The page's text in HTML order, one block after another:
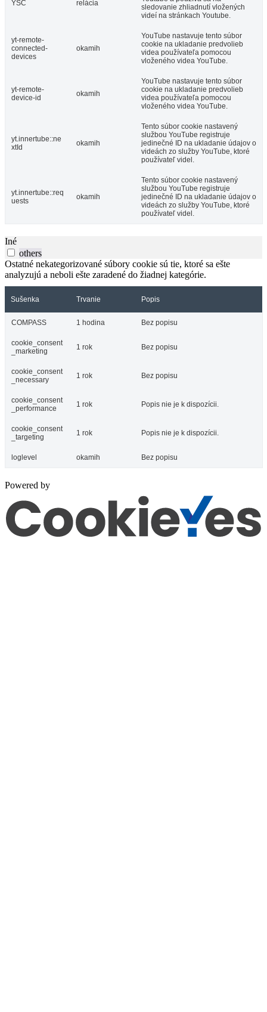
YSC relácia
sledovanie zhliadnutí vložených
videí na stránkach Youtube.
yt-remote-
connected-
devices
okamih
YouTube nastavuje tento súbor
cookie na ukladanie predvolieb
videa používateľa pomocou
vloženého videa YouTube.
yt-remote-
device-id
okamih
YouTube nastavuje tento súbor
cookie na ukladanie predvolieb
videa používateľa pomocou
vloženého videa YouTube.
yt.innertube::ne
xtId
okamih
Tento súbor cookie nastavený
službou YouTube registruje
jedinečné ID na ukladanie údajov o
videách zo služby YouTube, ktoré
používateľ videl.
yt.innertube::req
uests
okamih
Tento súbor cookie nastavený
službou YouTube registruje
jedinečné ID na ukladanie údajov o
videách zo služby YouTube, ktoré
používateľ videl.
Iné
others
Ostatné nekategorizované súbory cookie sú tie, ktoré sa ešte
analyzujú a neboli ešte zaradené do žiadnej kategórie.
Sušenka Trvanie Popis
COMPASS 1 hodina Bez popisu
cookie_consent
_marketing
1 rok Bez popisu
cookie_consent
_necessary
1 rok Bez popisu
cookie_consent
_performance
1 rok Popis nie je k dispozícii.
cookie_consent
_targeting
1 rok Popis nie je k dispozícii.
loglevel okamih Bez popisu
Powered by